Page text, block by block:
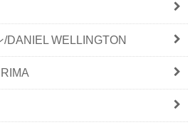
DANIEL WELLINGTON